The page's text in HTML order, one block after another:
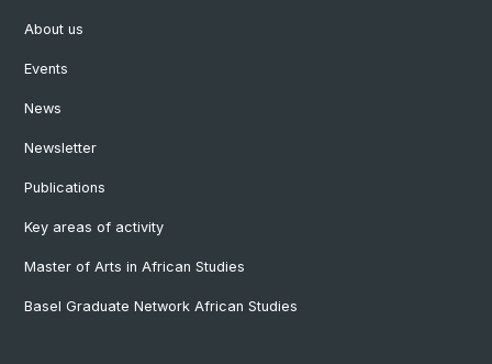
About us
Events
News
Newsletter
Publications
Key areas of activity
Master of Arts in African Studies
Basel Graduate Network African Studies